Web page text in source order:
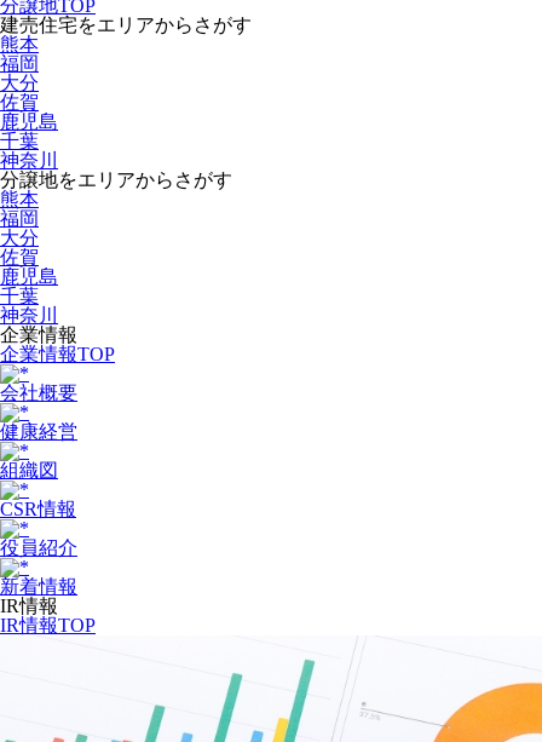
分譲地TOP
建売住宅をエリアからさがす
熊本
福岡
大分
佐賀
鹿児島
千葉
神奈川
分譲地をエリアからさがす
熊本
福岡
大分
佐賀
鹿児島
千葉
神奈川
企業情報
企業情報TOP
会社概要
健康経営
組織図
CSR情報
役員紹介
新着情報
IR情報
IR情報TOP